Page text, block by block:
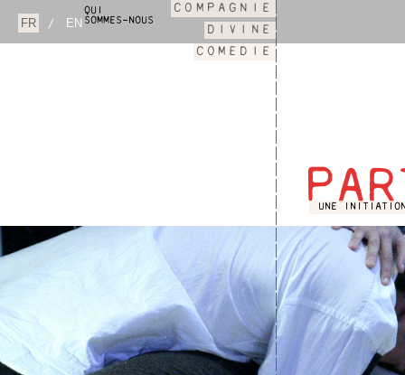
/
QUI
SOMMES-NOUS
COMPAGNIE
DIVINE
COMEDIE
UNE